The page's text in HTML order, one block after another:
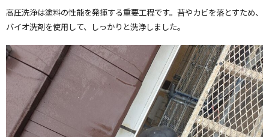
高圧洗浄は塗料の性能を発揮する重要工程です。苔やカビを落とすため、
バイオ洗剤を使用して、しっかりと洗浄しました。